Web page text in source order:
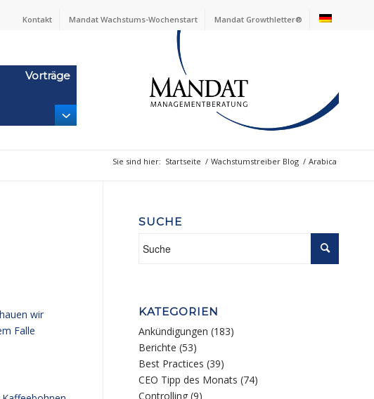
Kontakt Mandat Wachstums-Wochenstart Mandat Growthletter®
Vorträge
Sie sind hier: Startseite / Wachstumstreiber Blog / Arabica
wir
Falle
SUCHE
KATEGORIEN
Ankündigungen (183)
Berichte (53)
Best Practices (39)
CEO Tipp des Monats (74)
Controlling (9)